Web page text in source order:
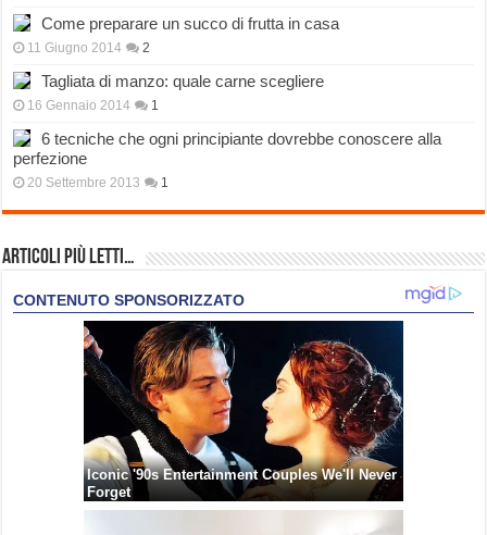
Come preparare un succo di frutta in casa
11 Giugno 2014 2
Tagliata di manzo: quale carne scegliere
16 Gennaio 2014 1
6 tecniche che ogni principiante dovrebbe conoscere alla
perfezione
20 Settembre 2013 1
Articoli più Letti…